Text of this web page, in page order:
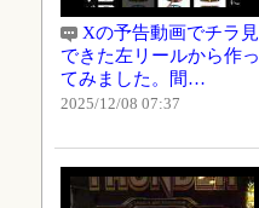
Xの予告動画でチラ見
できた左リールから作っ
てみました。間…
2025/12/08 07:37